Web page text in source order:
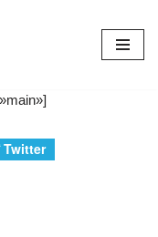
Twitter